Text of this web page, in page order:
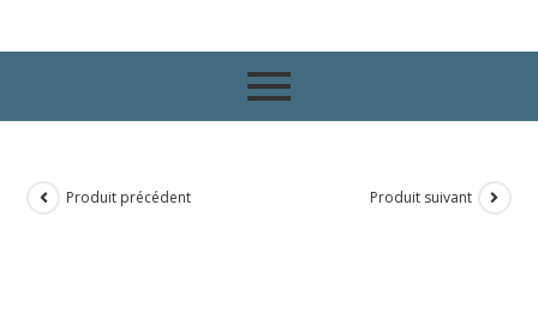
Produit précédent Produit suivant